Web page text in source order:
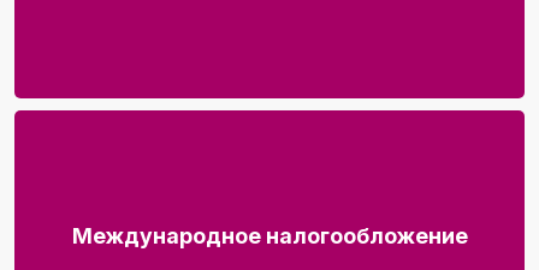
Международное налогообложение